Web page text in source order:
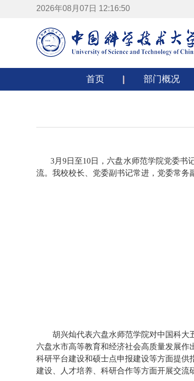
2026年08月07日 12:16:51
首页 部门概况
3月9日至10日，六盘水师范学院党委书
流。我校校长、党委副书记常进，党委常务
胡兴灿代表六盘水师范学院对中国科大
六盘水市高等教育和经济社会高质量发展作
科研平台建设和硕士点申报建设等方面提
建设、人才培养、科研合作等方面开展交流